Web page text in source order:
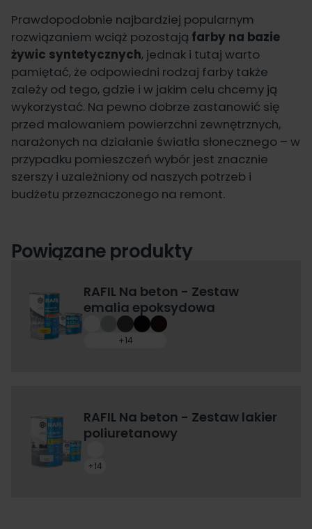
Prawdopodobnie najbardziej popularnym
rozwiązaniem wciąż pozostają farby na bazie
żywic syntetycznych, jednak i tutaj warto
pamiętać, że odpowiedni rodzaj farby także
zależy od tego, gdzie i w jakim celu chcemy ją
wykorzystać. Na pewno dobrze zastanowić się
przed malowaniem powierzchni zewnętrznych,
narażonych na działanie światła słonecznego – w
przypadku pomieszczeń wybór jest znacznie
szerszy i uzależniony od naszych potrzeb i
budżetu przeznaczonego na remont.
Powiązane produkty
RAFIL Na beton - Zestaw
emalia epoksydowa
+14
RAFIL Na beton - Zestaw lakier
poliuretanowy
+14